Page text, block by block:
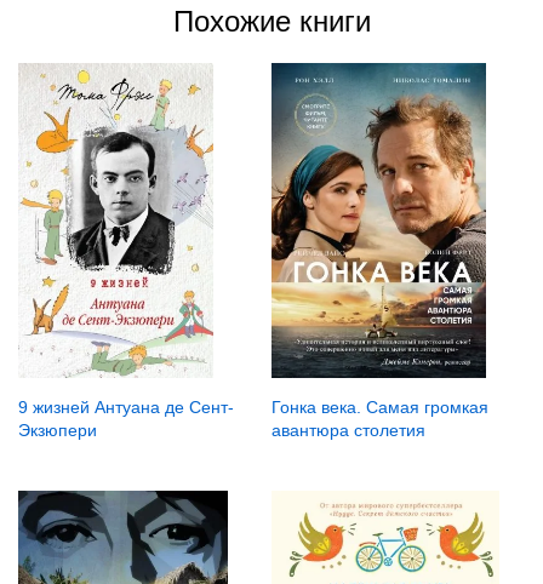
Похожие книги
9 жизней Антуана де Сент-
Экзюпери
Гонка века. Самая громкая
авантюра столетия